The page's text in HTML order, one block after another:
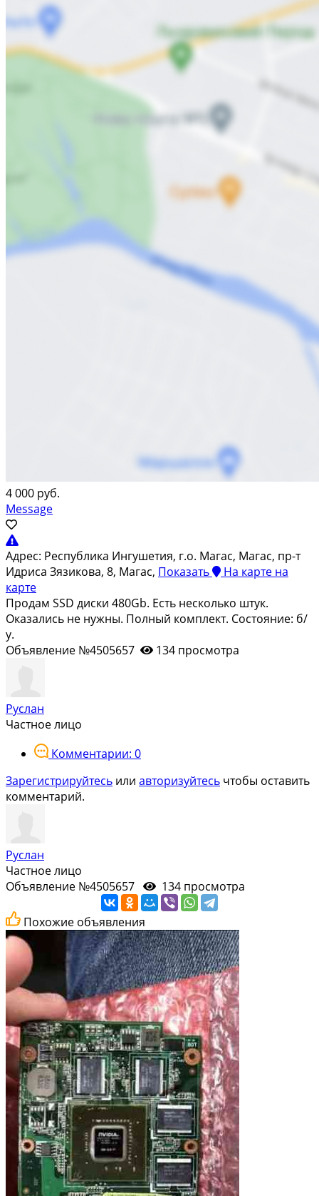
4 000 руб.
Message
Адрес: Республика Ингушетия, г.о. Магас, Магас, пр-т
Идриса Зязикова, 8, Магас, Показать На карте на
карте
Продам SSD диски 480Gb. Есть несколько штук.
Оказались не нужны. Полный комплект. Состояние: б/
у.
Объявление №4505657
134 просмотра
Руслан
Частное лицо
Комментарии: 0
Зарегистрируйтесь или авторизуйтесь чтобы оставить
комментарий.
Руслан
Частное лицо
Объявление №4505657
134 просмотра
Похожие объявления